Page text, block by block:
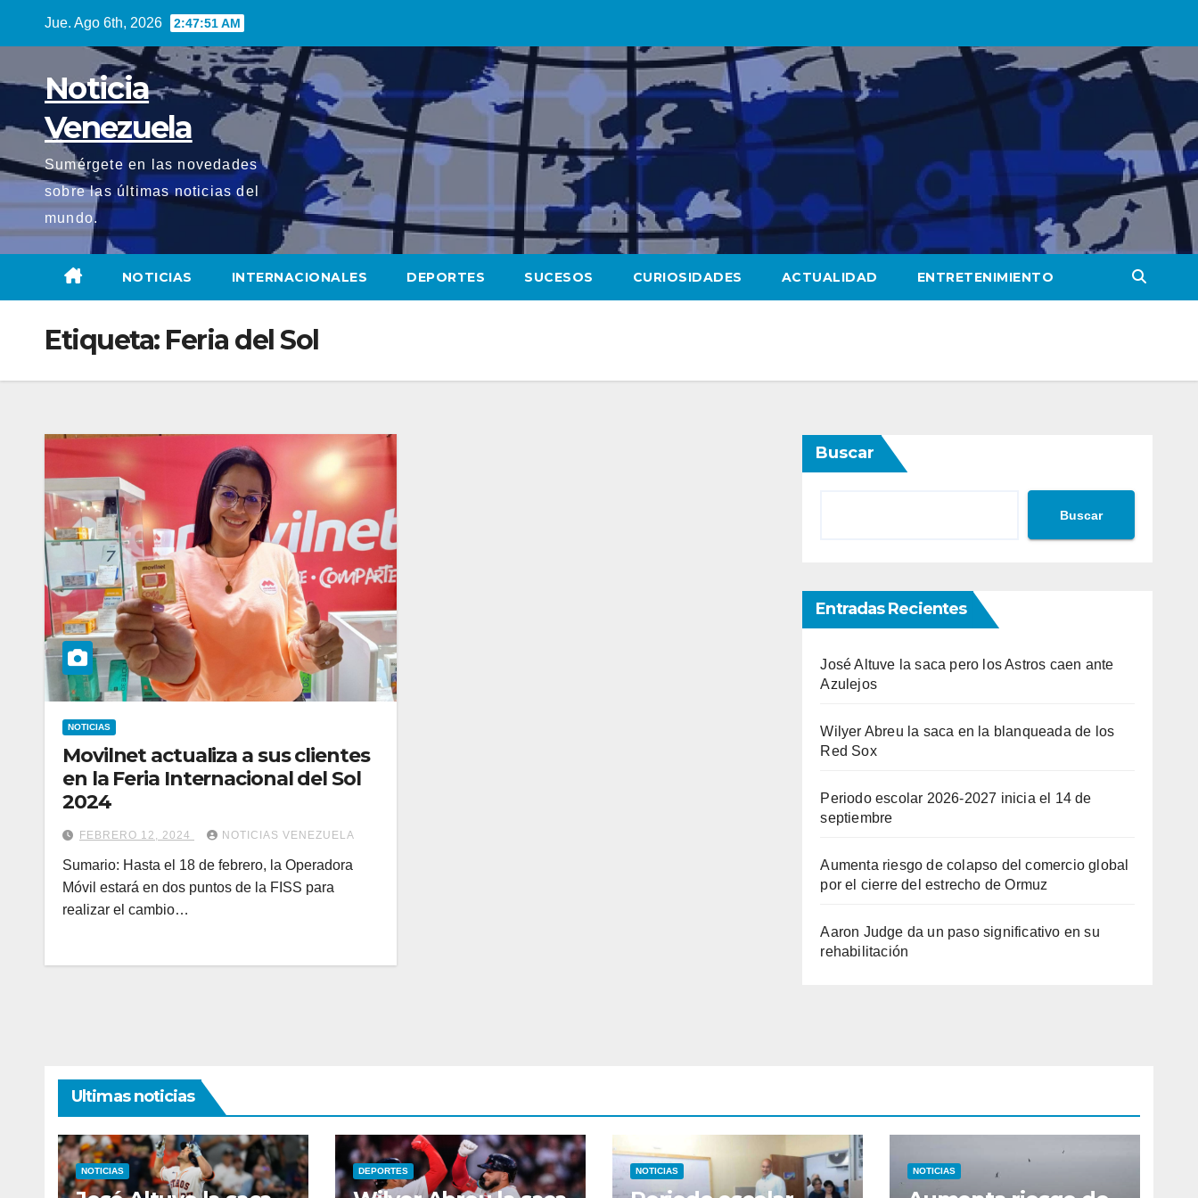
Jue. Ago 6th, 2026 2:47:52 AM
Noticia
Venezuela
Sumérgete en las novedades
sobre las últimas noticias del
mundo.
NOTICIAS INTERNACIONALES DEPORTES SUCESOS CURIOSIDADES ACTUALIDAD ENTRETENIMIENTO
Etiqueta: Feria del Sol
NOTICIAS
Movilnet actualiza a sus clientes
en la Feria Internacional del Sol
2024
FEBRERO 12, 2024 NOTICIAS VENEZUELA
Sumario: Hasta el 18 de febrero, la Operadora
Móvil estará en dos puntos de la FISS para
realizar el cambio…
Buscar
Buscar
Entradas Recientes
José Altuve la saca pero los Astros caen ante
Azulejos
Wilyer Abreu la saca en la blanqueada de los
Red Sox
Periodo escolar 2026-2027 inicia el 14 de
septiembre
Aumenta riesgo de colapso del comercio global
por el cierre del estrecho de Ormuz
Aaron Judge da un paso significativo en su
rehabilitación
Ultimas noticias
NOTICIAS DEPORTES NOTICIAS NOTICIAS